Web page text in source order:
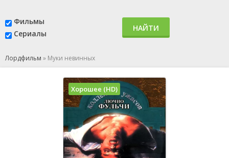
Фильмы
Сериалы
НАЙТИ
Лордфильм » Муки невинных
Хорошее (HD)